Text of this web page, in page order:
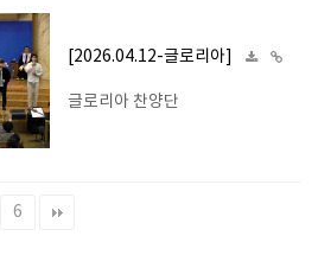
[2026.04.12-글로리아]
글로리아 찬양단
6